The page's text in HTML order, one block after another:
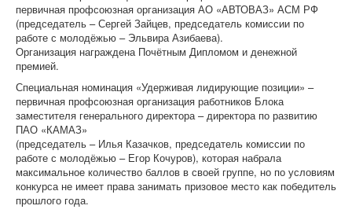
первичная профсоюзная организация АО «АВТОВАЗ» АСМ РФ
(председатель – Сергей Зайцев, председатель комиссии по
работе с молодёжью – Эльвира Азибаева).
Организация награждена Почётным Дипломом и денежной
премией.
Специальная номинация «Удерживая лидирующие позиции» –
первичная профсоюзная организация работников Блока
заместителя генерального директора – директора по развитию
ПАО «КАМАЗ»
(председатель – Илья Казачков, председатель комиссии по
работе с молодёжью – Егор Кочуров), которая набрала
максимальное количество баллов в своей группе, но по условиям
конкурса не имеет права занимать призовое место как победитель
прошлого года.